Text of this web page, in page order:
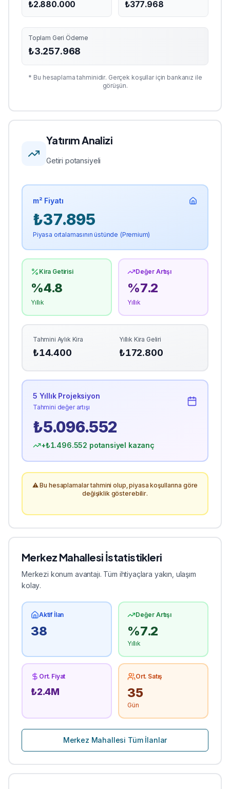
₺2.880.000 ₺377.968
Toplam Geri Ödeme
₺3.257.968
* Bu hesaplama tahminidir. Gerçek koşullar için bankanız ile
görüşün.
Yatırım Analizi
Getiri potansiyeli
m² Fiyatı
₺37.895
Piyasa ortalamasının üstünde (Premium)
Kira Getirisi
%4.8
Yıllık
Değer Artışı
%7.2
Yıllık
Tahmini Aylık Kira
₺14.400
Yıllık Kira Geliri
₺172.800
5 Yıllık Projeksiyon
Tahmini değer artışı
₺5.096.552
+₺1.496.552 potansiyel kazanç
⚠️ Bu hesaplamalar tahmini olup, piyasa koşullarına göre
değişiklik gösterebilir.
Merkez Mahallesi İstatistikleri
Merkezi konum avantajı. Tüm ihtiyaçlara yakın, ulaşım
kolay.
Aktif İlan
38
Değer Artışı
%7.2
Yıllık
Ort. Fiyat
₺2.4M
Ort. Satış
35
Gün
Merkez Mahallesi Tüm İlanlar